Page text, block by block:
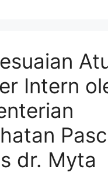
Intern
dr. Myta